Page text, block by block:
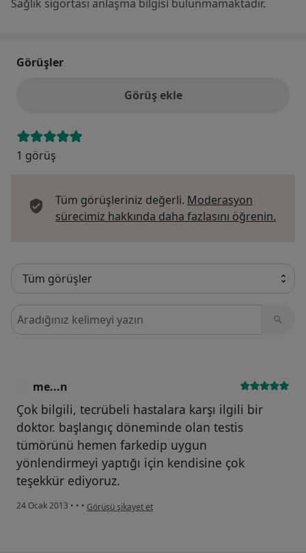
Sağlık sigortası anlaşma bilgisi bulunmamaktadır.
Görüşler
Görüş ekle
1 görüş
Tüm görüşleriniz değerli. Moderasyon
sürecimiz hakkında daha fazlasını öğrenin.
Görüşler içerisinde ara
me...n
Çok bilgili, tecrübeli hastalara karşı ilgili bir
doktor. başlangıç döneminde olan testis
tümörünü hemen farkedip uygun
yönlendirmeyi yaptığı için kendisine çok
teşekkür ediyoruz.
24 Ocak 2013 • • • kullanıcının görüşüne göre me...n
Görüşü şikayet et